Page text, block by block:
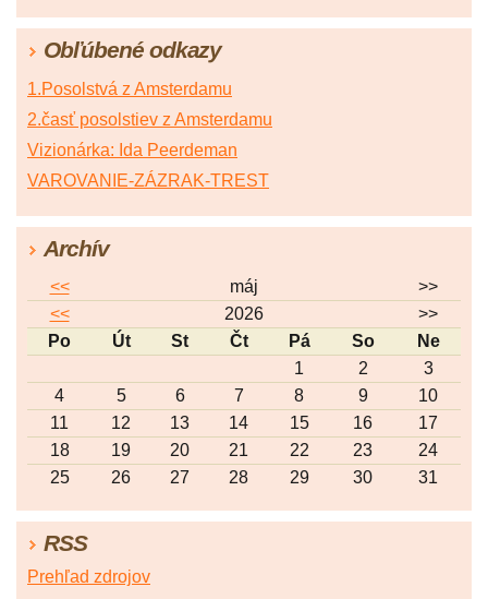
Obľúbené odkazy
1.Posolstvá z Amsterdamu
2.časť posolstiev z Amsterdamu
Vizionárka: Ida Peerdeman
VAROVANIE-ZÁZRAK-TREST
Archív
<< máj
>>
<<
2026
>>
Po
Út St Čt Pá So
Ne
1
2
3
4
5 6 7 8 9
10
11
12 13 14 15 16
17
18
19 20 21 22 23
24
25
26 27 28 29 30 31
RSS
Prehľad zdrojov